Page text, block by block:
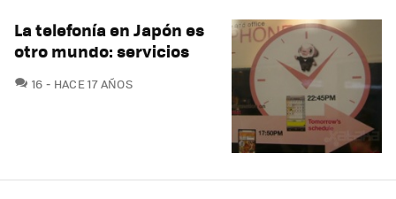
La telefonía en Japón es
otro mundo: servicios
16 COMENTARIOS
HACE 17 AÑOS